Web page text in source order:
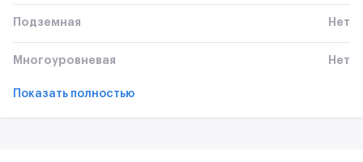
Подземная Нет
Многоуровневая Нет
Показать полностью